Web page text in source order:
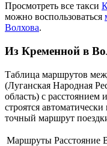
Просмотреть все такси
можно воспользоваться
Волхова.
Из Кременной в
Таблица маршрутов
(Луганская Народная
область) с
строятся
точный маршрут
Маршруты Расстояние